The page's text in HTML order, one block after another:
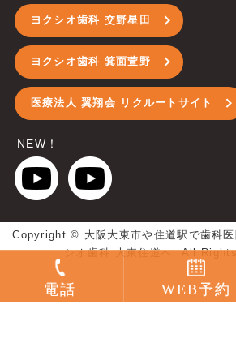
電話 WEB予約
ヨクシオ歯科 交野星田
ヨクシオ歯科 箕面萱野
医療法人 翼翔会 リクルートサイト
NEW！
Copyright © 大阪大東市や住道駅で歯科
シオ歯科 大東住道へ.All